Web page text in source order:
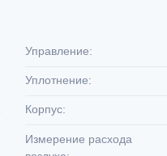
Управление:
Уплотнение:
Корпус:
Измерение расхода